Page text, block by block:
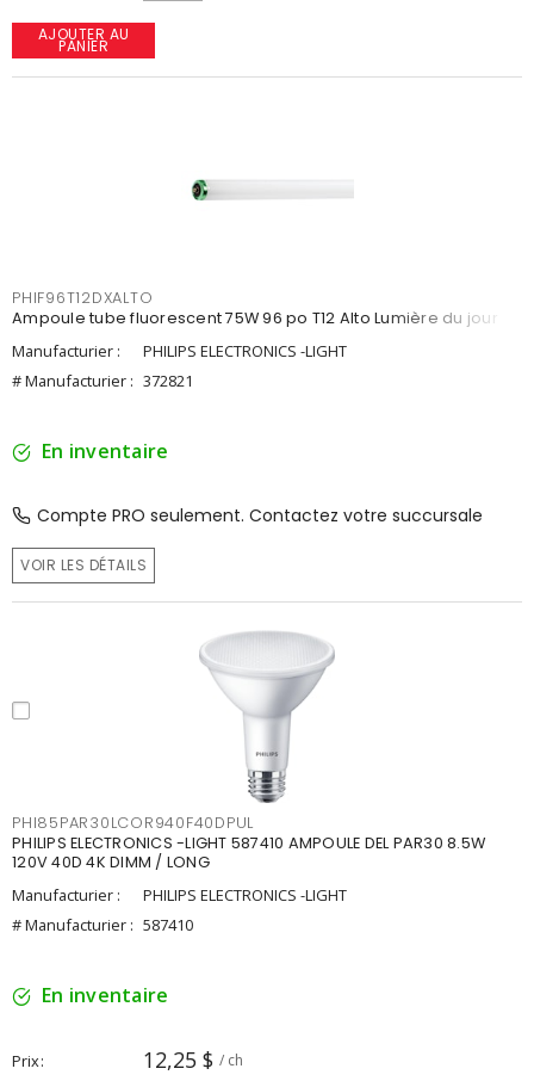
AJOUTER AU
PANIER
PHIF96T12DXALTO
Ampoule tube fluorescent 75W 96 po T12 Alto Lumière du jour
Manufacturier :
PHILIPS ELECTRONICS -LIGHT
# Manufacturier : 372821
En inventaire
Compte PRO seulement. Contactez votre succursale
VOIR LES DÉTAILS
PHI85PAR30LCOR940F40DPUL
PHILIPS ELECTRONICS -LIGHT 587410 AMPOULE DEL PAR30 8.5W
120V 40D 4K DIMM / LONG
Manufacturier :
PHILIPS ELECTRONICS -LIGHT
# Manufacturier : 587410
En inventaire
Prix 12,25 $ / ch